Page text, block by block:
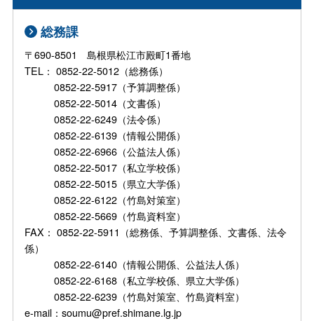
総務課
〒690-8501 島根県松江市殿町1番地
TEL： 0852-22-5012（総務係）
0852-22-5917（予算調整係）
0852-22-5014（文書係）
0852-22-6249（法令係）
0852-22-6139（情報公開係）
0852-22-6966（公益法人係）
0852-22-5017（私立学校係）
0852-22-5015（県立大学係）
0852-22-6122（竹島対策室）
0852-22-5669（竹島資料室）
FAX： 0852-22-5911（総務係、予算調整係、文書係、法令
係）
0852-22-6140（情報公開係、公益法人係）
0852-22-6168（私立学校係、県立大学係）
0852-22-6239（竹島対策室、竹島資料室）
e-mail：soumu@pref.shimane.lg.jp